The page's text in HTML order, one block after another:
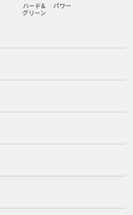
ハード&
グリーン
パワー